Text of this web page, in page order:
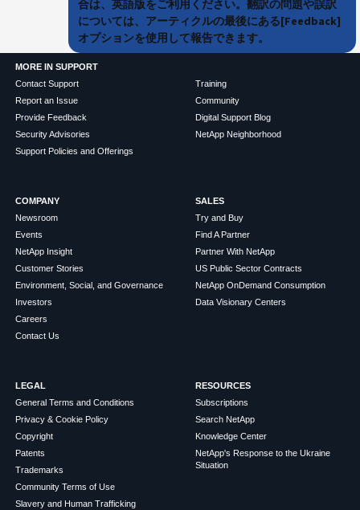
合は、英語版をご利用ください。翻訳の問題や誤訳
については、アーティクルの最後にある[Feedback]
オプションを使用して報告できます。
MORE IN SUPPORT
Contact Support
Report an Issue
Provide Feedback
Security Advisories
Support Policies and Offerings
Training
Community
Digital Support Blog
NetApp Neighborhood
COMPANY
Newsroom
Events
NetApp Insight
Customer Stories
Environment, Social, and Governance
Investors
Careers
Contact Us
SALES
Try and Buy
Find A Partner
Partner With NetApp
US Public Sector Contracts
NetApp OnDemand Consumption
Data Visionary Centers
LEGAL
General Terms and Conditions
Privacy & Cookie Policy
Copyright
Patents
Trademarks
Community Terms of Use
Slavery and Human Trafficking
RESOURCES
Subscriptions
Search NetApp
Knowledge Center
NetApp's Response to the Ukraine
Situation